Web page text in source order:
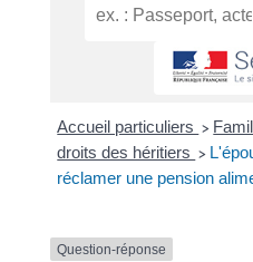
Accueil particuliers >
droits des héritiers >
réclamer une pension
Question-réponse